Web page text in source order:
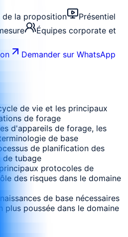
de la proposition
Présentiel
Équipes corporate et
Demander sur WhatsApp
de vie et les principaux
de forage
d'appareils de forage, les
de base
de planification des
de tubage
protocoles de
des risques dans le domaine
de base nécessaires
plus poussée dans le domaine